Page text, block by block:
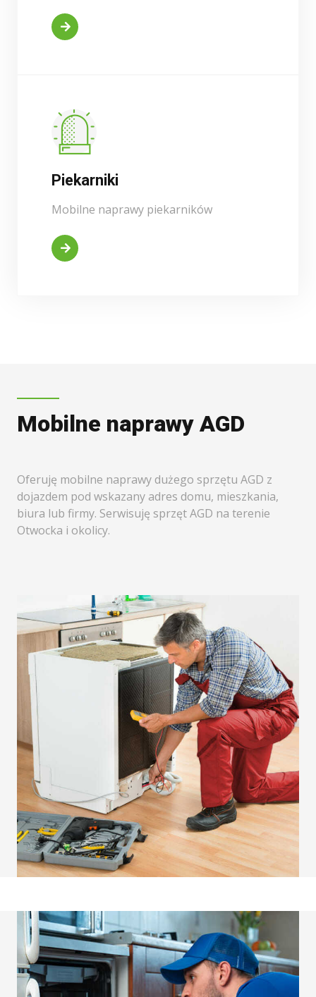
Piekarniki
Mobilne naprawy piekarników
Mobilne naprawy AGD
Oferuję mobilne naprawy dużego sprzętu AGD z
dojazdem pod wskazany adres domu, mieszkania,
biura lub firmy. Serwisuję sprzęt AGD na terenie
Otwocka i okolicy.